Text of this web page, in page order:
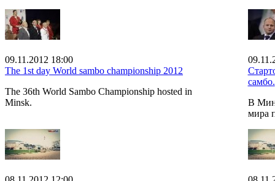
09.11.2012 18:00
The 1st day World sambo championship 2012
The 36th World Sambo Championship hosted in
Minsk.
самбо.
В
мира